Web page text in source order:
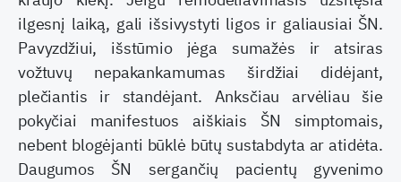
ilgesnį laiką, gali išsivystyti ligos ir galiausiai ŠN.
Pavyzdžiui, išstūmio jėga sumažės ir atsiras
vožtuvų nepakankamumas širdžiai didėjant,
plečiantis ir standėjant. Anksčiau arvėliau šie
pokyčiai manifestuos aiškiais ŠN simptomais,
nebent blogėjanti būklė būtų sustabdyta ar atidėta.
Daugumos ŠN sergančių pacientų gyvenimo